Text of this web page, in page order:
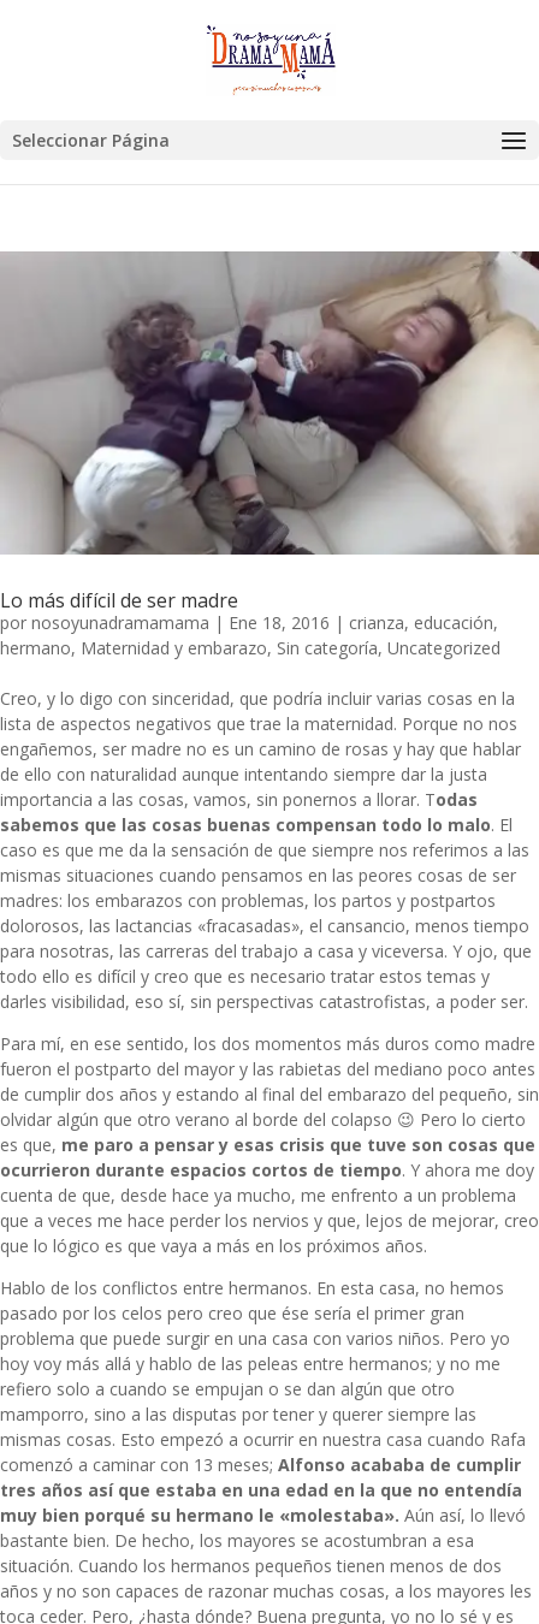
Seleccionar Página
Lo más difícil de ser madre
por nosoyunadramamama | Ene 18, 2016 | crianza, educación,
hermano, Maternidad y embarazo, Sin categoría, Uncategorized
Creo, y lo digo con sinceridad, que podría incluir varias cosas en la
lista de aspectos negativos que trae la maternidad. Porque no nos
engañemos, ser madre no es un camino de rosas y hay que hablar
de ello con naturalidad aunque intentando siempre dar la justa
importancia a las cosas, vamos, sin ponernos a llorar. Todas
sabemos que las cosas buenas compensan todo lo malo. El
caso es que me da la sensación de que siempre nos referimos a las
mismas situaciones cuando pensamos en las peores cosas de ser
madres: los embarazos con problemas, los partos y postpartos
dolorosos, las lactancias «fracasadas», el cansancio, menos tiempo
para nosotras, las carreras del trabajo a casa y viceversa. Y ojo, que
todo ello es difícil y creo que es necesario tratar estos temas y
darles visibilidad, eso sí, sin perspectivas catastrofistas, a poder ser.
Para mí, en ese sentido, los dos momentos más duros como madre
fueron el postparto del mayor y las rabietas del mediano poco antes
de cumplir dos años y estando al final del embarazo del pequeño, sin
olvidar algún que otro verano al borde del colapso 😉 Pero lo cierto
es que, me paro a pensar y esas crisis que tuve son cosas que
ocurrieron durante espacios cortos de tiempo. Y ahora me doy
cuenta de que, desde hace ya mucho, me enfrento a un problema
que a veces me hace perder los nervios y que, lejos de mejorar, creo
que lo lógico es que vaya a más en los próximos años.
Hablo de los conflictos entre hermanos. En esta casa, no hemos
pasado por los celos pero creo que ése sería el primer gran
problema que puede surgir en una casa con varios niños. Pero yo
hoy voy más allá y hablo de las peleas entre hermanos; y no me
refiero solo a cuando se empujan o se dan algún que otro
mamporro, sino a las disputas por tener y querer siempre las
mismas cosas. Esto empezó a ocurrir en nuestra casa cuando Rafa
comenzó a caminar con 13 meses; Alfonso acababa de cumplir
tres años así que estaba en una edad en la que no entendía
muy bien porqué su hermano le «molestaba». Aún así, lo llevó
bastante bien. De hecho, los mayores se acostumbran a esa
situación. Cuando los hermanos pequeños tienen menos de dos
años y no son capaces de razonar muchas cosas, a los mayores les
toca ceder. Pero, ¿hasta dónde? Buena pregunta, yo no lo sé y es